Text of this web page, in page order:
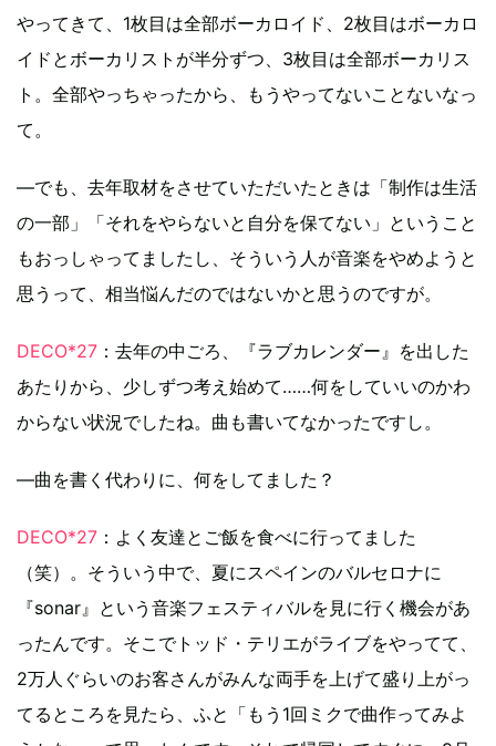
やってきて、1枚目は全部ボーカロイド、2枚目はボーカロ
イドとボーカリストが半分ずつ、3枚目は全部ボーカリス
ト。全部やっちゃったから、もうやってないことないなっ
て。
―でも、去年取材をさせていただいたときは「制作は生活
の一部」「それをやらないと自分を保てない」ということ
もおっしゃってましたし、そういう人が音楽をやめようと
思うって、相当悩んだのではないかと思うのですが。
DECO*27 ：去年の中ごろ、『ラブカレンダー』を出した
あたりから、少しずつ考え始めて……何をしていいのかわ
からない状況でしたね。曲も書いてなかったですし。
―曲を書く代わりに、何をしてました？
DECO*27 ：よく友達とご飯を食べに行ってました
（笑）。そういう中で、夏にスペインのバルセロナに
『sonar』という音楽フェスティバルを見に行く機会があ
ったんです。そこでトッド・テリエがライブをやってて、
2万人ぐらいのお客さんがみんな両手を上げて盛り上がっ
てるところを見たら、ふと「もう1回ミクで曲作ってみよ